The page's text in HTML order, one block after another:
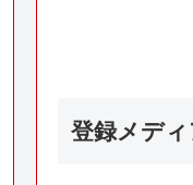
登録メデ